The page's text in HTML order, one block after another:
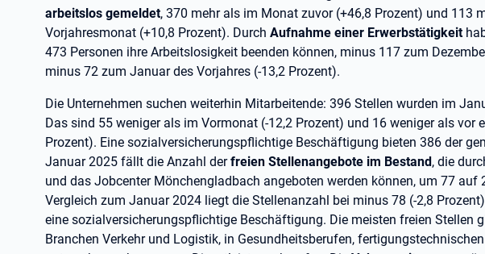
arbeitslos gemeldet, 370 mehr als im Monat zuvor (+46,8 Prozent) und 113
Vorjahresmonat (+10,8 Prozent). Durch Aufnahme einer Erwerbstätigkeit
473 Personen ihre Arbeitslosigkeit beenden können, minus 117 zum
minus 72 zum Januar des Vorjahres (-13,2 Prozent).
Die Unternehmen suchen weiterhin Mitarbeitende: 396 Stellen wurden im
Das sind 55 weniger als im Vormonat (-12,2 Prozent) und 16 weniger als vor
Prozent). Eine sozialversicherungspflichtige Beschäftigung bieten 386 der
Januar 2025 fällt die Anzahl derfreien Stellenangebote im Bestand, die
und das Jobcenter Mönchengladbach angeboten werden können, um 77 auf
Vergleich zum Januar 2024 liegt die Stellenanzahl bei minus 78 (-2,8
eine sozialversicherungspflichtige Beschäftigung. Die meisten freien Stellen
Branchen Verkehr und Logistik, in Gesundheitsberufen,